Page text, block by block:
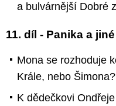
a bulvárnější Dobré
11. díl - Panika a
Mona se rozhoduje
Krále, nebo Šimona?
K dědečkovi